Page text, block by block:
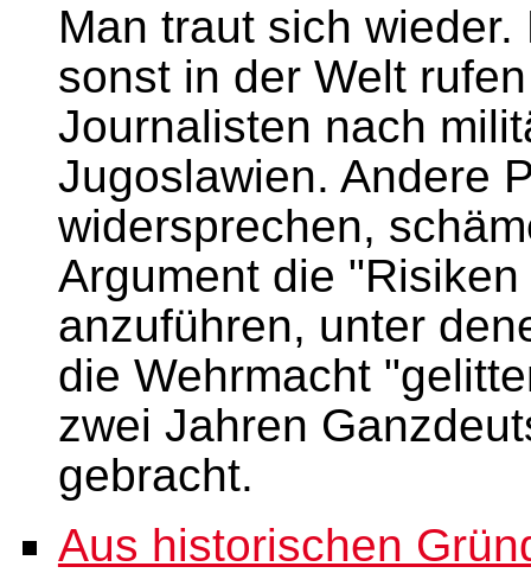
Man traut sich
sonst in der Welt
Journalisten nach
Jugoslawien. Andere
widersprechen,
Argument die
anzuführen, unter
die Wehrmacht
zwei Jahren
gebracht.
Aus historischen